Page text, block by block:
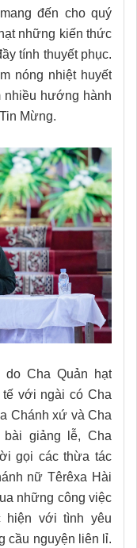
đến cho quý
những kiến thức
tính thuyết phục.
nóng nhiệt huyết
hướng hành
Mừng.
Cha Quản hạt
với ngài có Cha
Chánh xứ và Cha
giảng lễ, Cha
gọi các thừa tác
nữ Têrêxa Hài
những công việc
hiện với tình yêu
cầu nguyện liên lỉ.